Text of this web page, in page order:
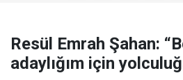
Resül Emrah Şahan:
adaylığım için